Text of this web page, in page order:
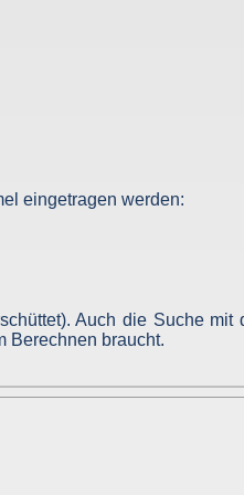
hat keinerlei Einfluss auf die
Ihre IP-Adresse gespeichert
Nutzen Sie die
jeweiligen anderen Dienste
aus und löschen Sie die
sowie
Sie gespeichert wurden.
eingetragen werden:
Auch die Suche mit
Berechnen braucht.